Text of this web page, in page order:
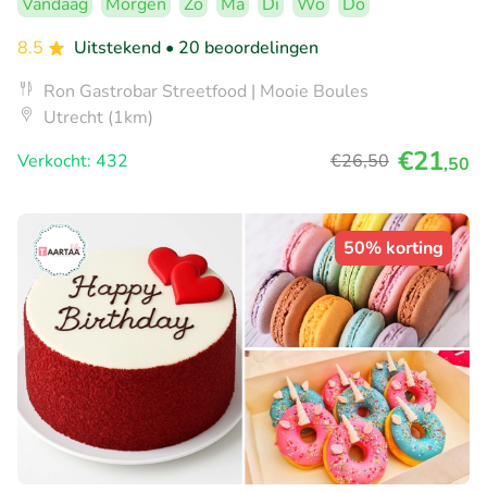
8.5
Uitstekend • 20 beoordelingen
Ron Gastrobar Streetfood | Mooie Boules
Utrecht (1km)
Verkocht: 432
€26,50 €21,50
50% korting